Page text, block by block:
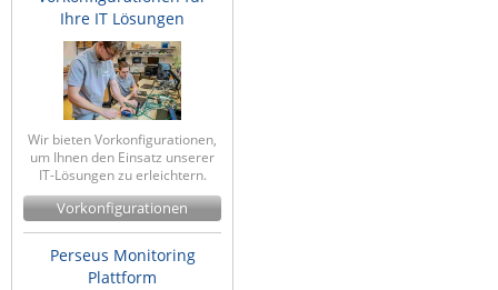
Ihre IT Lösungen
Wir bieten Vorkonfigurationen,
um Ihnen den Einsatz unserer
IT-Lösungen zu erleichtern.
Vorkonfigurationen
Perseus Monitoring
Plattform